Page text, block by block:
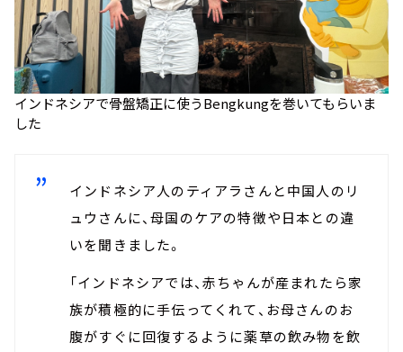
インドネシアで骨盤矯正に使うBengkungを巻いてもらいま
した
インドネシア人のティアラさんと中国人のリ
ュウさんに、母国のケアの特徴や日本との違
いを聞きました。
「インドネシアでは、赤ちゃんが産まれたら家
族が積極的に手伝ってくれて、お母さんのお
腹がすぐに回復するように薬草の飲み物を飲